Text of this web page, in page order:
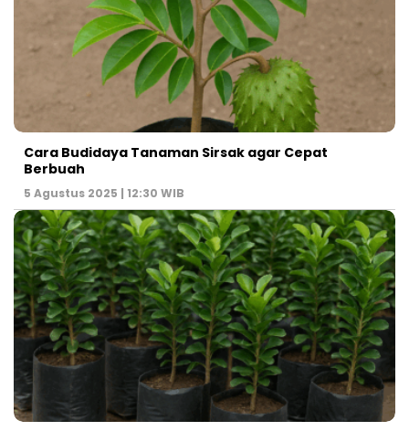
Cara Budidaya Tanaman Sirsak agar Cepat
Berbuah
5 Agustus 2025 | 12:30 WIB